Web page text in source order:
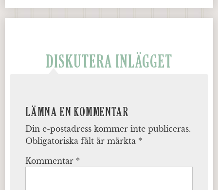
DISKUTERA INLÄGGET
LÄMNA EN KOMMENTAR
Din e-postadress kommer inte publiceras.
Obligatoriska fält är märkta *
Kommentar *